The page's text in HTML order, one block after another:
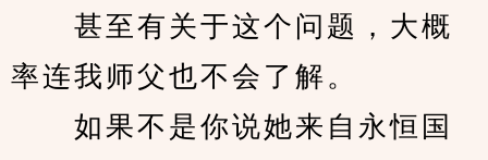
甚至有关于这个问题，大概
率连我师父也不会了解。
如果不是你说她来自永恒国